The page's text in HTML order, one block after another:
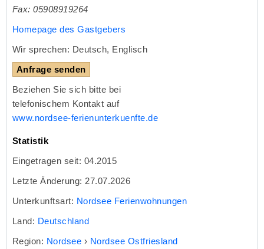
Fax: 05908919264
Homepage des Gastgebers
Wir sprechen: Deutsch, Englisch
Anfrage senden
Beziehen Sie sich bitte bei
telefonischem Kontakt auf
www.nordsee-ferienunterkuenfte.de
Statistik
Eingetragen seit: 04.2015
Letzte Änderung: 27.07.2026
Unterkunftsart: Nordsee Ferienwohnungen
Land: Deutschland
Region: Nordsee › Nordsee Ostfriesland